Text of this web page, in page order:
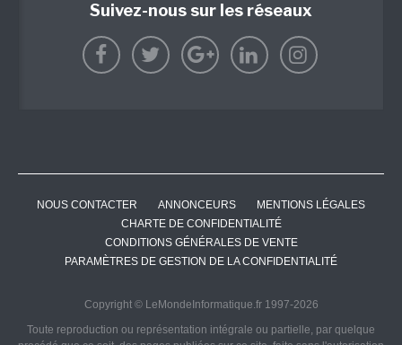
Suivez-nous sur les réseaux
NOUS CONTACTER ANNONCEURS
MENTIONS LÉGALES
CHARTE DE CONFIDENTIALITÉ
CONDITIONS GÉNÉRALES DE VENTE
PARAMÈTRES DE GESTION DE LA CONFIDENTIALITÉ
Copyright © LeMondeInformatique.fr 1997-2026
Toute reproduction ou représentation intégrale ou partielle, par quelque